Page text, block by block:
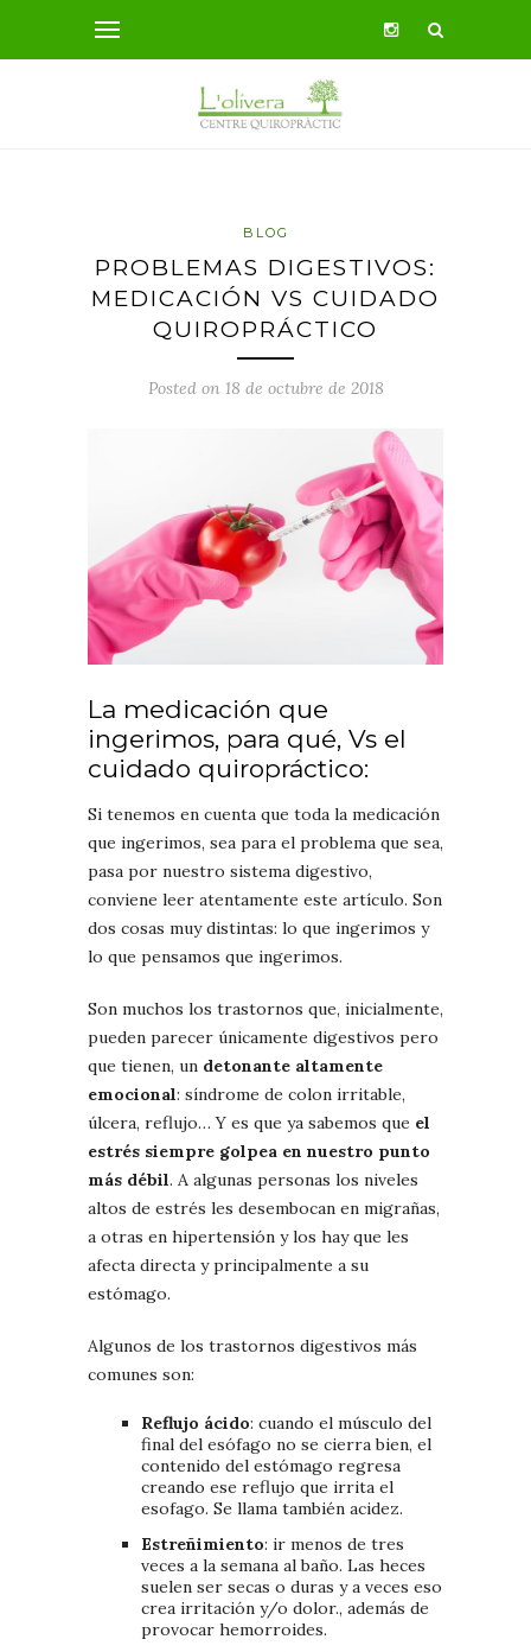
BLOG
PROBLEMAS DIGESTIVOS:
MEDICACIÓN VS CUIDADO
QUIROPRÁCTICO
Posted on 18 de octubre de 2018
La medicación que
ingerimos, para qué, Vs el
cuidado quiropráctico:
Si tenemos en cuenta que toda la medicación
que ingerimos, sea para el problema que sea,
pasa por nuestro sistema digestivo,
conviene leer atentamente este artículo. Son
dos cosas muy distintas: lo que ingerimos y
lo que pensamos que ingerimos.
Son muchos los trastornos que, inicialmente,
pueden parecer únicamente digestivos pero
que tienen, un detonante altamente
emocional: síndrome de colon irritable,
úlcera, reflujo… Y es que ya sabemos que el
estrés siempre golpea en nuestro punto
más débil. A algunas personas los niveles
altos de estrés les desembocan en migrañas,
a otras en hipertensión y los hay que les
afecta directa y principalmente a su
estómago.
Algunos de los trastornos digestivos más
comunes son:
Reflujo ácido: cuando el músculo del
final del esófago no se cierra bien, el
contenido del estómago regresa
creando ese reflujo que irrita el
esofago. Se llama también acidez.
Estreñimiento: ir menos de tres
veces a la semana al baño. Las heces
suelen ser secas o duras y a veces eso
crea irritación y/o dolor., además de
provocar hemorroides.